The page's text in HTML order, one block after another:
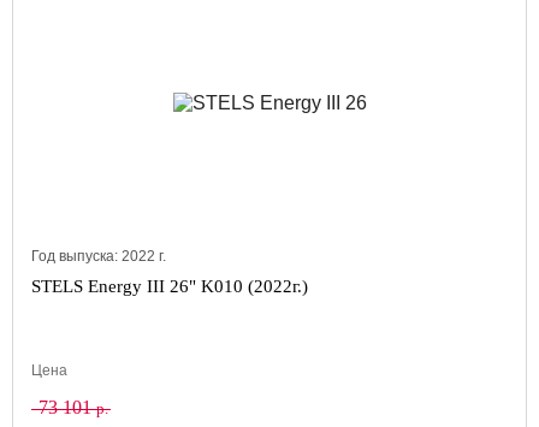
Год выпуска: 2022 г.
STELS Energy III 26" K010 (2022г.)
Цена
73 101р.